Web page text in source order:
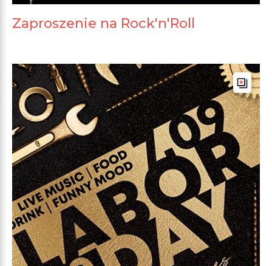
Zaproszenie na Rock'n'Roll